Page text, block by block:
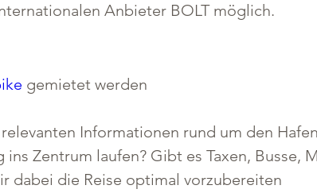
Anbieter BOLT möglich.
gemietet werden
Informationen rund um den
ins Zentrum laufen? Gibt es Taxen, Busse,
dabei die Reise optimal vorzubereiten